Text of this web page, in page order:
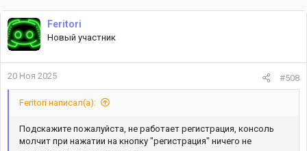
Feritori
Новый участник
20 Ноя 2025 #508
Feritori написал(а):
Подскажите пожалуйста, не работает регистрация, консоль
молчит при нажатии на кнопку "регистрация" ничего не